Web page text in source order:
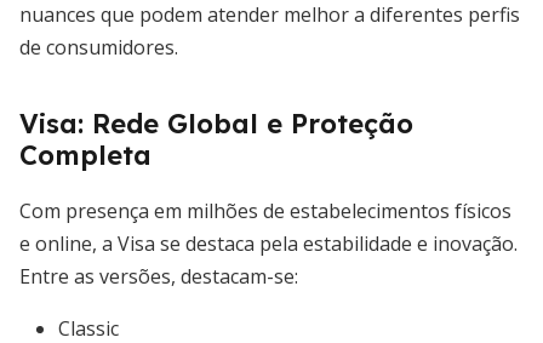
nuances que podem atender melhor a diferentes perfis
de consumidores.
Visa: Rede Global e Proteção
Completa
Com presença em milhões de estabelecimentos físicos
e online, a Visa se destaca pela estabilidade e inovação.
Entre as versões, destacam-se:
Classic